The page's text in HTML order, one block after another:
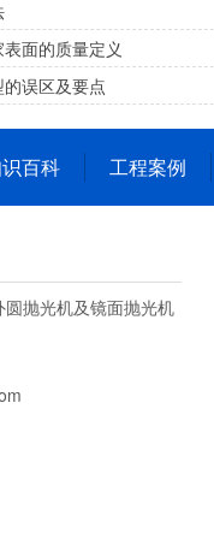
面的质量定义
误区及要点
百科 工程案例
抛光机及镜面抛光机